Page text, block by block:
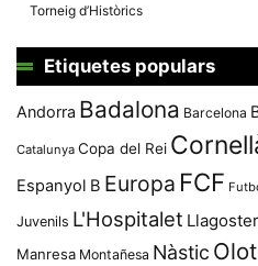
Torneig d’Històrics
Etiquetes populars
Andorra Badalona Barcelona
Catalunya Copa del Rei
Espanyol B Europa FCF
Juvenils L'Hospitalet
Manresa Montañesa Nàstic Olot